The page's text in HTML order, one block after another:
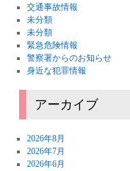
交通事故情報
未分類
未分類
緊急危険情報
警察署からのお知らせ
身近な犯罪情報
アーカイブ
2026年8月
2026年7月
2026年6月